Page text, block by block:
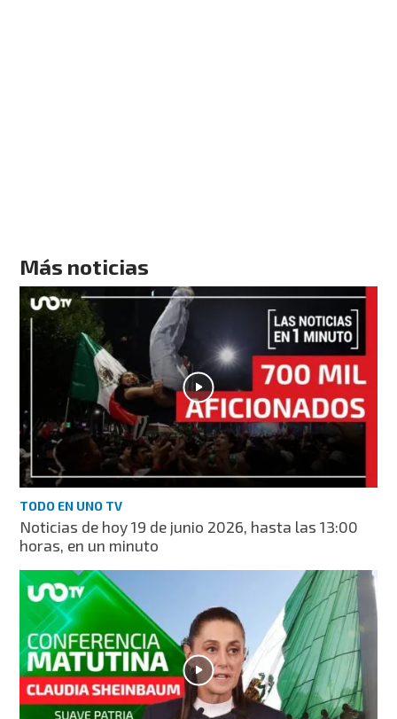
Más noticias
TODO EN UNO TV
Noticias de hoy 19 de junio 2026, hasta las 13:00
horas, en un minuto